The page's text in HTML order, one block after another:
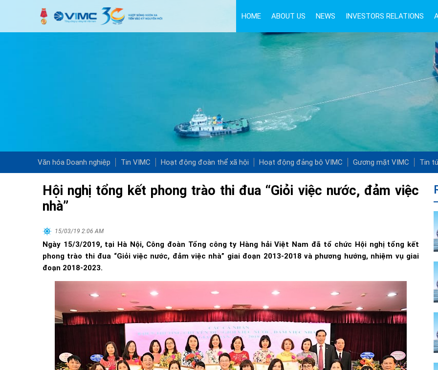
HOME ABOUT US NEWS INVESTORS RELATIONS
Văn hóa Doanh nghiệp Tin VIMC Hoạt động đoàn thể xã hội Hoạt động đảng bộ VIMC Gương mặt VIMC Tin
Hội nghị tổng kết phong trào thi đua “Giỏi việc nước, đảm việc
nhà”
15/03/19 2:06 AM
Ngày 15/3/2019, tại Hà Nội, Công đoàn Tổng công ty Hàng hải Việt Nam đã tổ chức Hội nghị tổng kết
phong trào thi đua “Giỏi việc nước, đảm việc nhà” giai đoạn 2013-2018 và phương hướng, nhiệm vụ giai
đoạn 2018-2023.